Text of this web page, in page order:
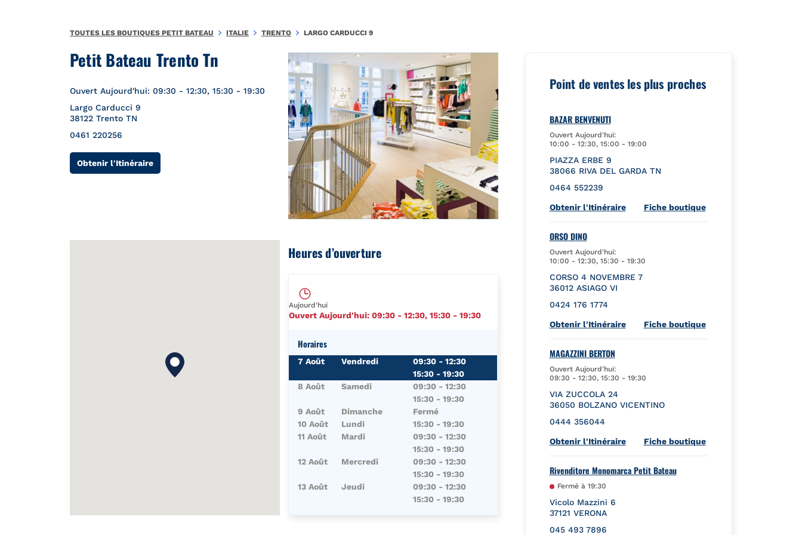
Petit Bateau Trento Tn
Ouvert Aujourd'hui: 09:30 - 12:30, 15:30 - 19:30
Largo Carducci 9
38122 Trento TN
0461 220256
Obtenir l'ItinéraireLink Opens in New Tab
Heures d’ouverture
Aujourd'hui
Ouvert Aujourd'hui:09:30 -12:30,15:30 -19:30
Horaires
Jour de la SemaineHoraires
7 Août Vendredi 09:30 -12:30
15:30 -19:30
8 Août
Samedi 09:30 -12:30
15:30 -19:30
9 Août
Dimanche
Fermé
10 Août
Lundi 15:30 -19:30
11 Août
Mardi 09:30 -12:30
15:30 -19:30
12 Août
Mercredi 09:30 -12:30
15:30 -19:30
13 Août
Jeudi 09:30 -12:30
15:30 -19:30
Point de ventes les plus proches
BAZAR BENVENUTI
Ouvert Aujourd'hui:
10:00 - 12:30, 15:00 - 19:00
PIAZZA ERBE 9
38066 RIVA DEL GARDA TN
0464 552239
Obtenir l'ItinéraireLink Opens in New Tab
Fiche boutique
ORSO DINO
Ouvert Aujourd'hui:
10:00 - 12:30, 15:30 - 19:30
CORSO 4 NOVEMBRE 7
36012 ASIAGO VI
0424 176 1774
Obtenir l'ItinéraireLink Opens in New Tab
Fiche boutique
MAGAZZINI BERTON
Ouvert Aujourd'hui:
09:30 - 12:30, 15:30 - 19:30
VIA ZUCCOLA 24
36050 BOLZANO VICENTINO
0444 356044
Obtenir l'ItinéraireLink Opens in New Tab
Fiche boutique
Rivenditore Monomarca Petit Bateau
Fermé à 19:30
Vicolo Mazzini 6
37121 VERONA
045 493 7896
TOUTES LES BOUTIQUES PETIT BATEAU ITALIE TRENTO LARGO CARDUCCI 9